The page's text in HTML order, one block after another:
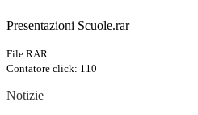
Presentazioni Scuole.rar
File RAR
Contatore click: 110
Notizie